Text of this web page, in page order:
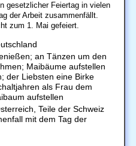
gesetzlicher Feiertag in vielen
der Arbeit zusammenfällt.
zum 1. Mai gefeiert.
an Tänzen um den
Maibäume aufstellen
der Liebsten eine Birke
als Frau dem
aufstellen
Teile der Schweiz
mit dem Tag der